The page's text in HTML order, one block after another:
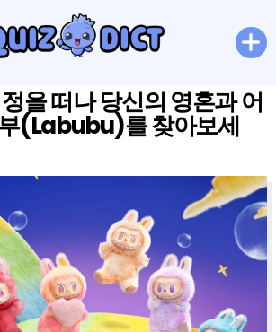
을 떠나 당신의 영혼과 어
(Labubu)를 찾아보세